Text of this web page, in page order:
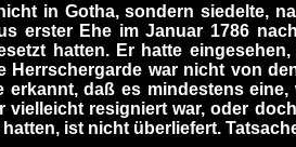
in Gotha, sondern siedelte,
erster Ehe im Januar 1786
hatten. Er hatte
war nicht von
erkannt, daß es mindestens
vielleicht resigniert war, oder
ist nicht überliefert.